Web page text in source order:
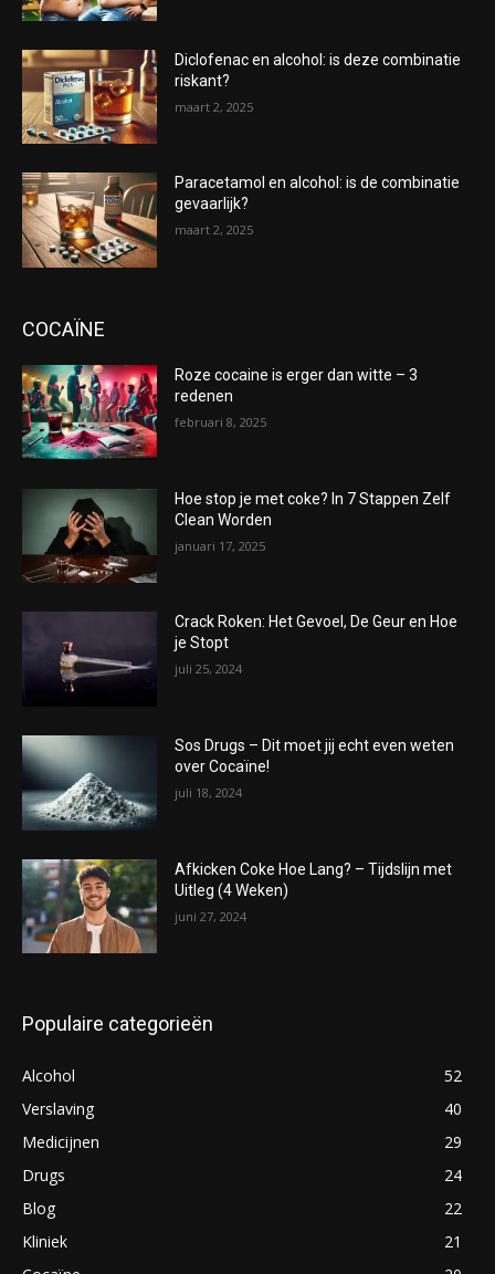
Diclofenac en alcohol: is deze combinatie
riskant?
maart 2, 2025
Paracetamol en alcohol: is de combinatie
gevaarlijk?
maart 2, 2025
COCAÏNE
Roze cocaine is erger dan witte – 3
redenen
februari 8, 2025
Hoe stop je met coke? In 7 Stappen Zelf
Clean Worden
januari 17, 2025
Crack Roken: Het Gevoel, De Geur en Hoe
je Stopt
juli 25, 2024
Sos Drugs – Dit moet jij echt even weten
over Cocaïne!
juli 18, 2024
Afkicken Coke Hoe Lang? – Tijdslijn met
Uitleg (4 Weken)
juni 27, 2024
Populaire categorieën
Alcohol
52
Verslaving
40
Medicijnen
29
Drugs
24
Blog
22
Kliniek
21